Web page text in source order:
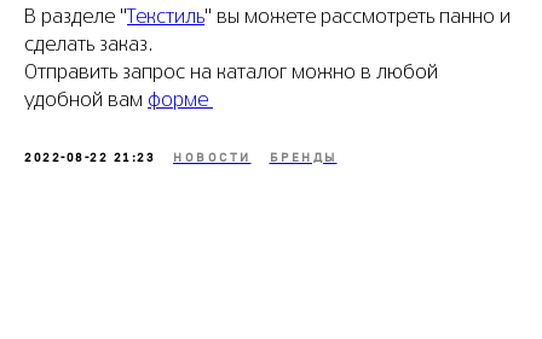
В разделе " Текстиль" вы можете рассмотреть панно и
сделать заказ.
Отправить запрос на каталог можно в любой
удобной вам форме
2022-08-22 21:23 НОВОСТИ БРЕНДЫ